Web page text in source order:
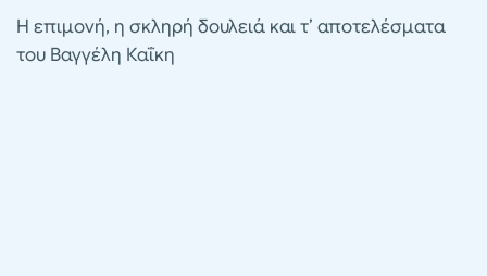
Η επιμονή, η σκληρή δουλειά και τ’ αποτελέσματα
του Βαγγέλη Καΐκη